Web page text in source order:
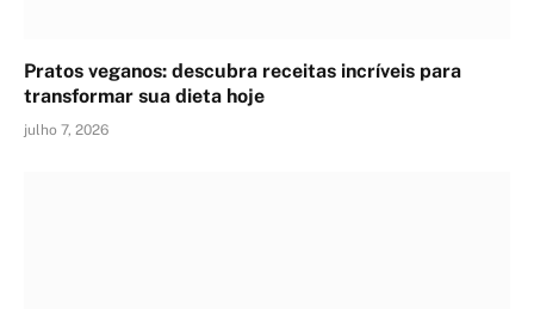
Pratos veganos: descubra receitas incríveis para
transformar sua dieta hoje
julho 7, 2026